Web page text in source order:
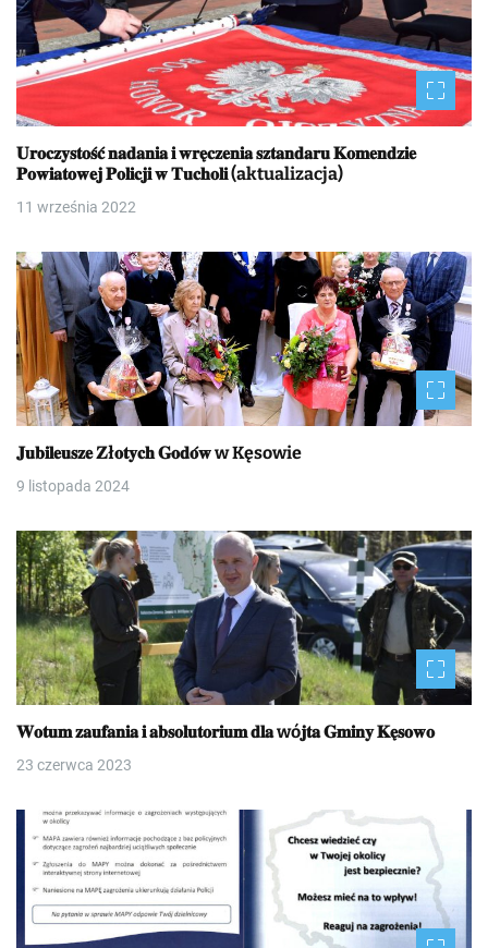
𝐔𝐫𝐨𝐜𝐳𝐲𝐬𝐭𝐨𝐬́𝐜́ 𝐧𝐚𝐝𝐚𝐧𝐢𝐚 𝐢 𝐰𝐫𝐞̨𝐜𝐳𝐞𝐧𝐢𝐚 𝐬𝐳𝐭𝐚𝐧𝐝𝐚𝐫𝐮 𝐊𝐨𝐦𝐞𝐧𝐝𝐳𝐢𝐞
𝐏𝐨𝐰𝐢𝐚𝐭𝐨𝐰𝐞𝐣 𝐏𝐨𝐥𝐢𝐜𝐣𝐢 𝐰 𝐓𝐮𝐜𝐡𝐨𝐥𝐢 (aktualizacja)
11 września 2022
𝐉𝐮𝐛𝐢𝐥𝐞𝐮𝐬𝐳𝐞 𝐙ł𝐨𝐭𝐲𝐜𝐡 𝐆𝐨𝐝𝐨́𝐰 w Kęsowie
9 listopada 2024
𝐖𝐨𝐭𝐮𝐦 𝐳𝐚𝐮𝐟𝐚𝐧𝐢𝐚 𝐢 𝐚𝐛𝐬𝐨𝐥𝐮𝐭𝐨𝐫𝐢𝐮𝐦 𝐝𝐥𝐚 wó𝐣𝐭𝐚 𝐆𝐦𝐢𝐧𝐲 𝐊𝐞̨𝐬𝐨𝐰𝐨
23 czerwca 2023